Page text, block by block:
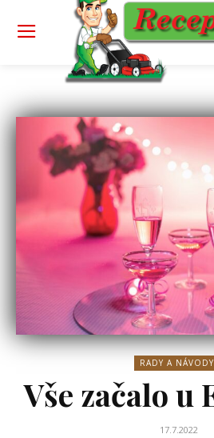
RADY A NÁVODY
Vše začalo u
17.7.2022